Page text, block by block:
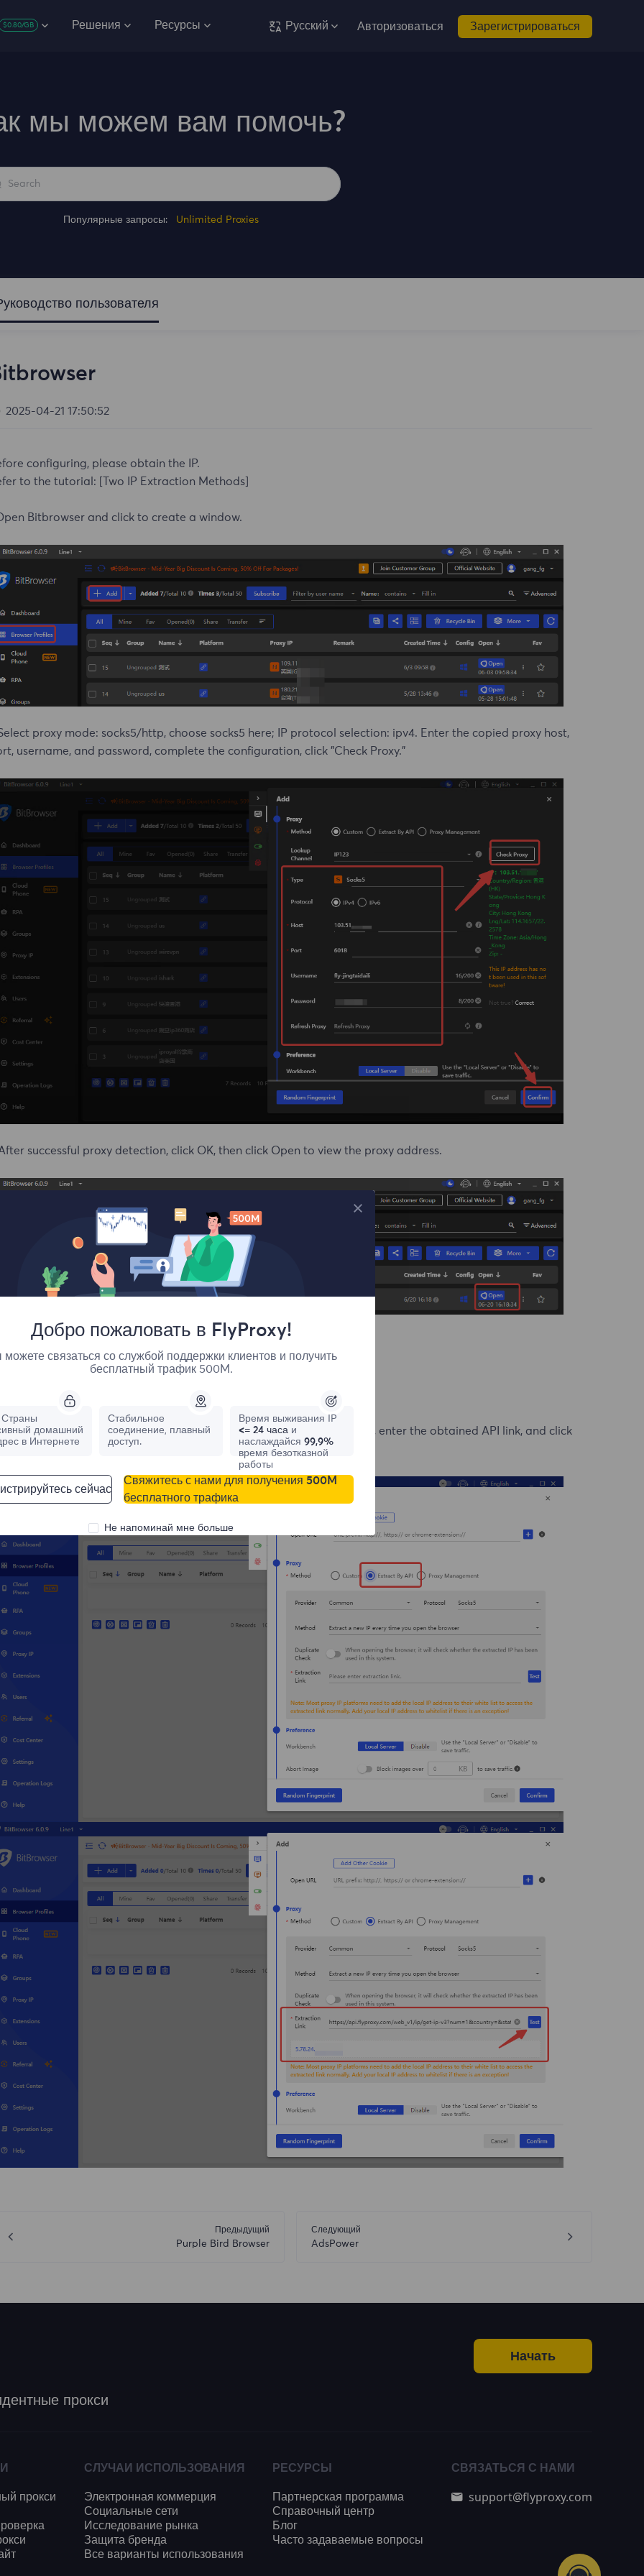
$0.80/GB Решения Ресурсы Русский Авторизоваться Зарегистрироваться
мы можем вам помочь?
Популярные запросы: Unlimited Proxies
пользователя
2025-04-21 17:50:52
configuring, please obtain the IP.
to the tutorial: [Two IP Extraction Methods]
Bitbrowser and click to create a window.
proxy mode: socks5/http, choose socks5 here; IP protocol selection: ipv4. Enter the copied proxy host,
username, and password, complete the configuration, click "Check Proxy."
successful proxy detection, click OK, then click Open to view the proxy address.
link import:
configuring, please obtain the IP.
to the tutorial:
[Two IP Extraction Methods]
Bitbrowser and click Create window. Select the API import method, enter the obtained API link, and click
Предыдущий
Purple Bird Browser
Следующий
AdsPower
прокси
Начать
прокси
СЛУЧАИ ИСПОЛЬЗОВАНИЯ
Электронная коммерция
Социальные сети
Исследование рынка
Защита бренда
Все варианты использования
РЕСУРСЫ
Партнерская программа
Справочный центр
Блог
Часто задаваемые вопросы
СВЯЗАТЬСЯ С НАМИ
support@flyproxy.com
Добро пожаловать в FlyProxy!
связаться со службой поддержки клиентов и получить
бесплатный трафик 500M.
домашний
в Интернете
Стабильное
соединение, плавный
доступ.
Время выживания IP
<= 24 часа и
наслаждайся 99,9%
время безотказной
работы
сейчас
Свяжитесь с нами для получения 500M
бесплатного трафика
Не напоминай мне больше